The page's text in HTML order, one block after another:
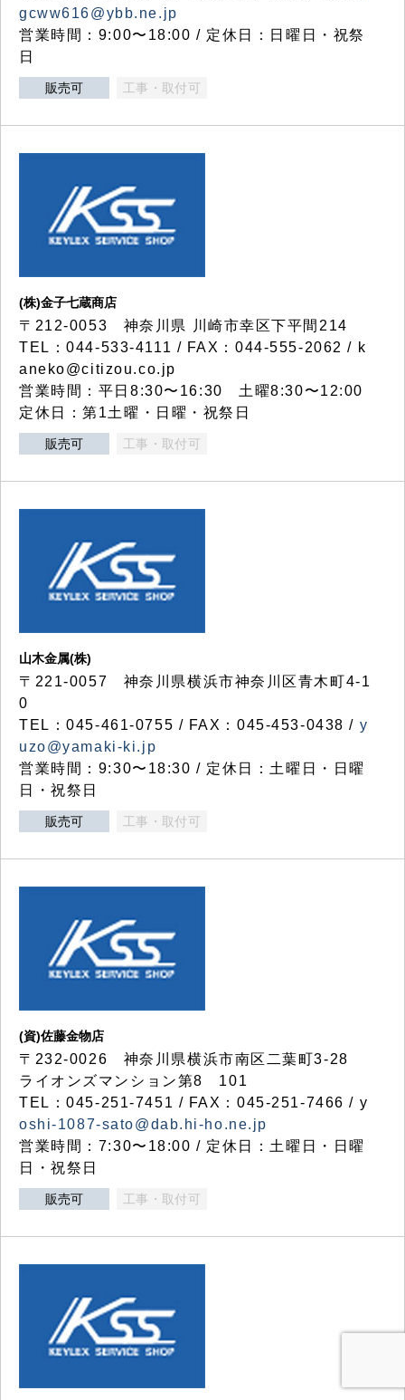
gcww616@ybb.ne.jp
営業時間：9:00〜18:00 / 定休日：日曜日・祝祭
日
販売可 工事・取付可
(株)金子七蔵商店
〒212-0053 神奈川県 川崎市幸区下平間214
TEL：044-533-4111 / FAX：044-555-2062 / k
aneko@citizou.co.jp
営業時間：平日8:30〜16:30 土曜8:30〜12:00
定休日：第1土曜・日曜・祝祭日
販売可 工事・取付可
山木金属(株)
〒221-0057 神奈川県横浜市神奈川区青木町4-1
0
TEL：045-461-0755 / FAX：045-453-0438 / y
uzo@yamaki-ki.jp
営業時間：9:30〜18:30 / 定休日：土曜日・日曜
日・祝祭日
販売可 工事・取付可
(資)佐藤金物店
〒232-0026 神奈川県横浜市南区二葉町3-28
ライオンズマンション第8 101
TEL：045-251-7451 / FAX：045-251-7466 / y
oshi-1087-sato@dab.hi-ho.ne.jp
営業時間：7:30〜18:00 / 定休日：土曜日・日曜
日・祝祭日
販売可 工事・取付可